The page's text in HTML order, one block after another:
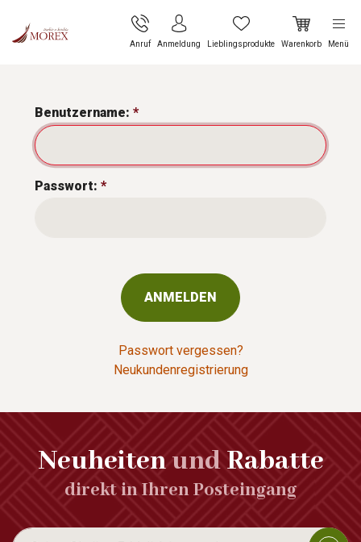
Anruf Anmeldung Lieblingsprodukte Warenkorb Menü
Benutzername:
Passwort:
ANMELDEN
Passwort vergessen?
Neukundenregistrierung
NeuheitenundRabatte
direkt in Ihren Posteingang